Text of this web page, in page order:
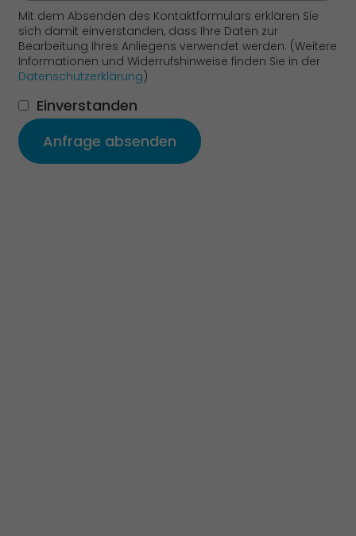
Mit dem Absenden des Kontaktformulars erklären Sie
sich damit einverstanden, dass Ihre Daten zur
Bearbeitung Ihres Anliegens verwendet werden. (Weitere
Informationen und Wider­rufs­hinweise finden Sie in der
Daten­schutz­erklärung)
Einverstanden
Anfrage absenden